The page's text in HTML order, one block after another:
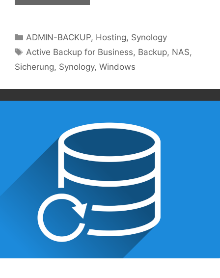
Kategorien
ADMIN-BACKUP, Hosting, Synology
Schlagwörter
Active Backup for Business, Backup, NAS,
Sicherung, Synology, Windows